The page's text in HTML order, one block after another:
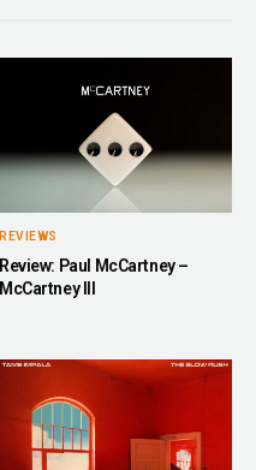
REVIEWS
Review: Paul McCartney –
McCartney III